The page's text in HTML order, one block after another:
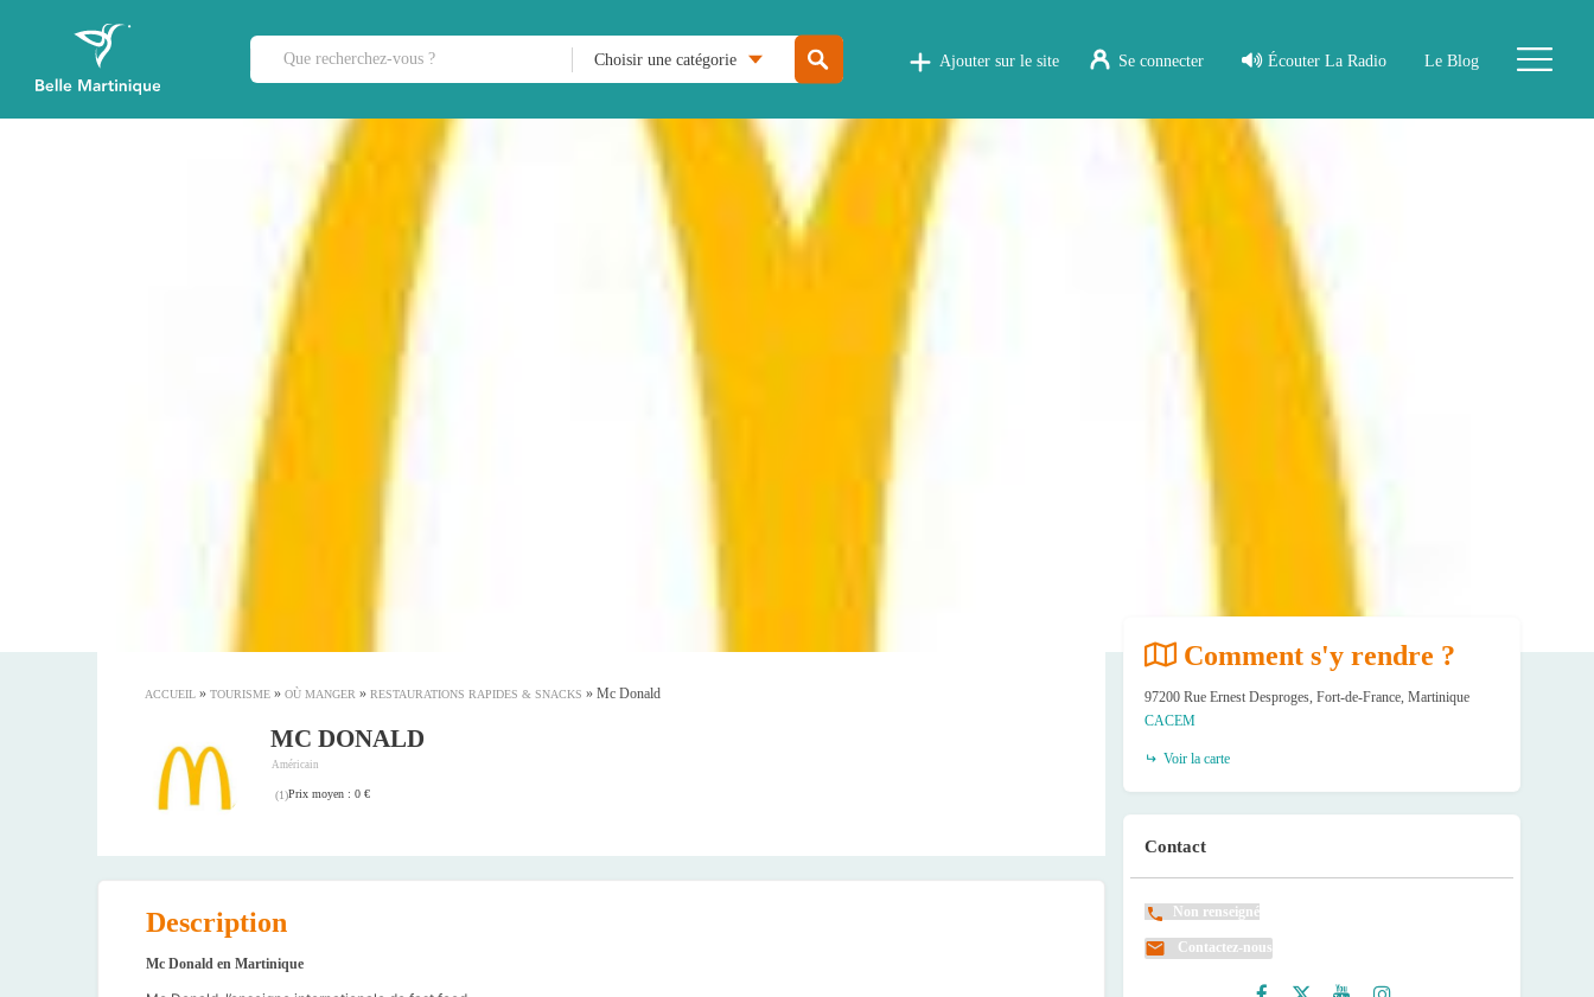
Choisir une catégorie Ajouter sur le site Se connecter Écouter La Radio Le Blog
ACCUEIL » TOURISME » OÙ MANGER » RESTAURATIONS RAPIDES & SNACKS » Mc Donald
MC DONALD
Américain
(1)Prix moyen : 0 €
Description
Mc Donald en Martinique
Comment s'y rendre ?
97200 Rue Ernest Desproges, Fort-de-France, Martinique
CACEM
Voir la carte
Contact
Non renseigné
Contactez-nous